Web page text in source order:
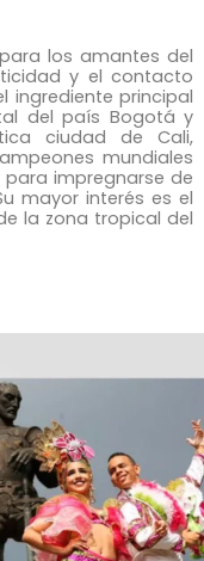
los amantes del
y el contacto
ingrediente principal
del país Bogotá y
ciudad de Cali,
mundiales
impregnarse de
mayor interés es el
la zona tropical del